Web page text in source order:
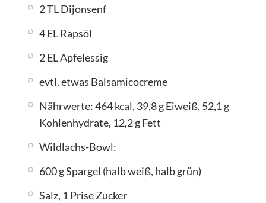
2 TL Dijonsenf
4 EL Rapsöl
2 EL Apfelessig
evtl. etwas Balsamicocreme
Nährwerte: 464 kcal, 39,8 g Eiweiß, 52,1 g
Kohlenhydrate, 12,2 g Fett
Wildlachs-Bowl:
600 g Spargel (halb weiß, halb grün)
Salz, 1 Prise Zucker